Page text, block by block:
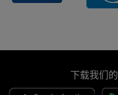
下载我们